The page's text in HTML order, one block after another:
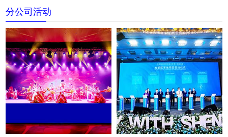
分公司活动